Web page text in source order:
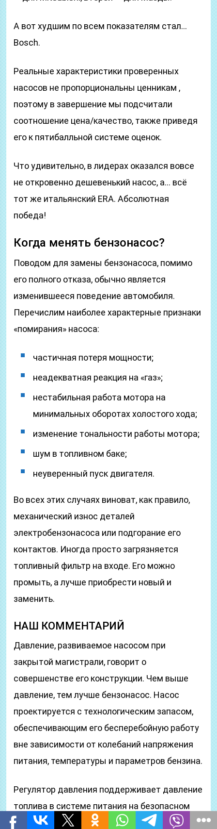
А вот худшим по всем показателям стал…
Bosch.
Реальные характеристики проверенных
насосов не пропорциональны ценникам ,
поэтому в завершение мы подсчитали
соотношение цена/качество, также приведя
его к пятибалльной системе оценок.
Что удивительно, в лидерах оказался вовсе
не откровенно дешевенький насос, а… всё
тот же итальянский ЕRA. Абсолютная
победа!
Когда менять бензонасос?
Поводом для замены бензонасоса, помимо
его полного отказа, обычно является
изменившееся поведение автомобиля.
Перечислим наиболее характерные признаки
«помирания» насоса:
частичная потеря мощности;
неадекватная реакция на «газ»;
нестабильная работа мотора на
минимальных оборотах холостого хода;
изменение тональности работы мотора;
шум в топливном баке;
неуверенный пуск двигателя.
Во всех этих случаях виноват, как правило,
механический износ деталей
электробензонасоса или подгорание его
контактов. Иногда просто загрязняется
топливный фильтр на входе. Его можно
промыть, а лучше приобрести новый ­и
заменить.
НАШ КОММЕНТАРИЙ
Давление, развиваемое насосом при
закрытой магистрали, говорит о
совершенстве его конструкции. Чем выше
давление, тем лучше бензонасос. Насос
проектируется с технологическим запасом,
обеспечивающим его бесперебойную работу
вне зависимости от колебаний напряжения
питания, температуры и параметров бензина.
Регулятор давления поддерживает давление
топлива в системе питания на безопасном
уровне, на который рассчитаны все